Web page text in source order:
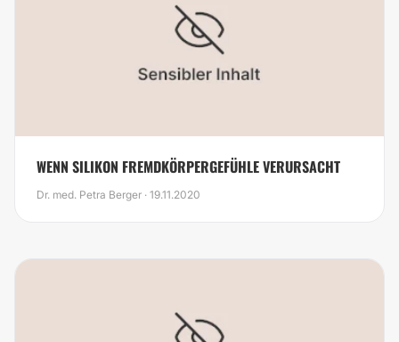
WENN SILIKON FREMDKÖRPERGEFÜHLE VERURSACHT
Dr. med. Petra Berger · 19.11.2020